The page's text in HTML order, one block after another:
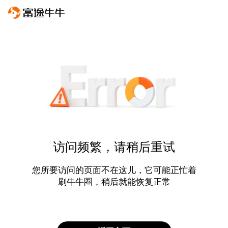
访问频繁，请稍后重试
您所要访问的页面不在这儿，它可能正忙着
刷牛牛圈，稍后就能恢复正常